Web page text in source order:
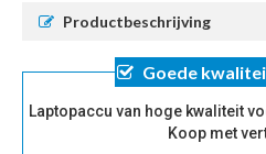
Productbeschrijving
Goede
Laptopaccu van hoge kwaliteit
Koop met